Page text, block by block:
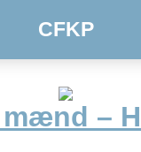
CFKP
mænd –